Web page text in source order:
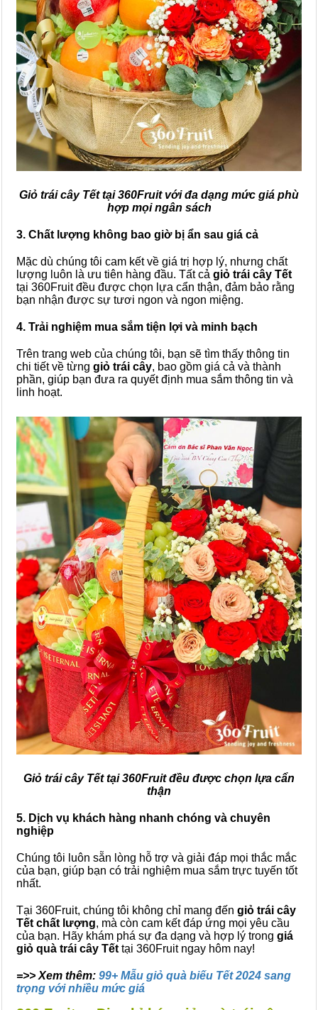
Giỏ trái cây Tết tại 360Fruit với đa dạng mức giá phù
hợp mọi ngân sách
3. Chất lượng không bao giờ bị ẩn sau giá cả
Mặc dù chúng tôi cam kết về giá trị hợp lý, nhưng chất
lượng luôn là ưu tiên hàng đầu. Tất cả giỏ trái cây Tết
tại 360Fruit đều được chọn lựa cẩn thận, đảm bảo rằng
bạn nhận được sự tươi ngon và ngon miệng.
4. Trải nghiệm mua sắm tiện lợi và minh bạch
Trên trang web của chúng tôi, bạn sẽ tìm thấy thông tin
chi tiết về từng giỏ trái cây, bao gồm giá cả và thành
phần, giúp bạn đưa ra quyết định mua sắm thông tin và
linh hoạt.
Giỏ trái cây Tết tại 360Fruit đều được chọn lựa cẩn
thận
5. Dịch vụ khách hàng nhanh chóng và chuyên
nghiệp
Chúng tôi luôn sẵn lòng hỗ trợ và giải đáp mọi thắc mắc
của bạn, giúp bạn có trải nghiệm mua sắm trực tuyến tốt
nhất.
Tại 360Fruit, chúng tôi không chỉ mang đến giỏ trái cây
Tết chất lượng, mà còn cam kết đáp ứng mọi yêu cầu
của bạn. Hãy khám phá sự đa dạng và hợp lý trong giá
giỏ quà trái cây Tết tại 360Fruit ngay hôm nay!
=>> Xem thêm: 99+ Mẫu giỏ quà biếu Tết 2024 sang
trọng với nhiều mức giá